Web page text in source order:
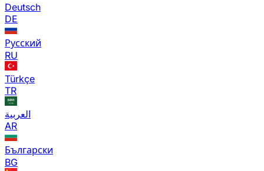
Deutsch
DE
Русский
RU
Türkçe
TR
العربية
AR
Български
BG